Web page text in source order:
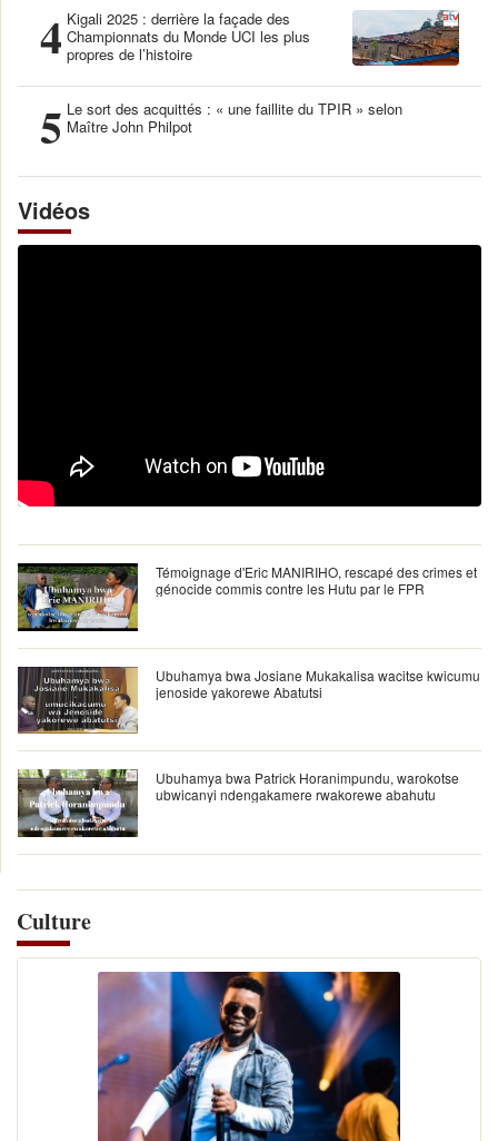
4 Kigali 2025 : derrière la façade des
Championnats du Monde UCI les plus
propres de l’histoire
5 Le sort des acquittés : « une faillite du TPIR » selon
Maître John Philpot
Vidéos
Témoignage d'Eric MANIRIHO, rescapé des crimes et
génocide commis contre les Hutu par le FPR
Ubuhamya bwa Josiane Mukakalisa wacitse kwicumu
jenoside yakorewe Abatutsi
Ubuhamya bwa Patrick Horanimpundu, warokotse
ubwicanyi ndengakamere rwakorewe abahutu
Culture